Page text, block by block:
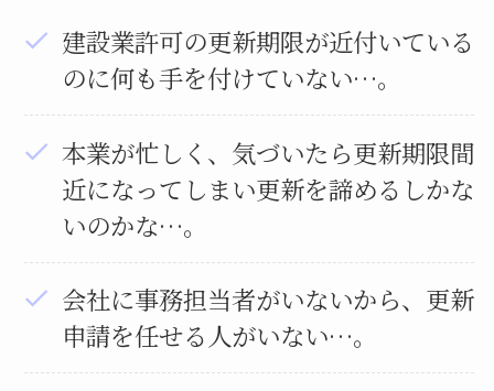
建設業許可の更新期限が近付いている
のに何も手を付けていない…。
本業が忙しく、気づいたら更新期限間
近になってしまい更新を諦めるしかな
いのかな…。
会社に事務担当者がいないから、更新
申請を任せる人がいない…。